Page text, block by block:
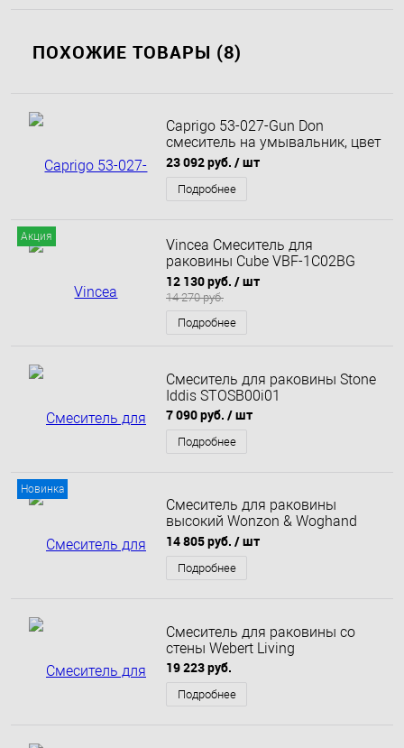
ПОХОЖИЕ ТОВАРЫ (8)
Caprigo 53-027-Gun Don
смеситель на умывальник, цвет
Gun Metall
23 092 руб. / шт
Подробнее
Акция
Vincea Смеситель для
раковины Cube VBF-1C02BG
однорычажный,
брашированное золото
12 130 руб. / шт
14 270 руб.
Подробнее
Смеситель для раковины Stone
Iddis STOSB00i01
7 090 руб. / шт
Подробнее
Новинка
Смеситель для раковины
высокий Wonzon & Woghand
Forza, Брашированный никель
(WW-239031-BN)
14 805 руб. / шт
Подробнее
Смеситель для раковины со
стены Webert Living
19 223 руб.
Подробнее